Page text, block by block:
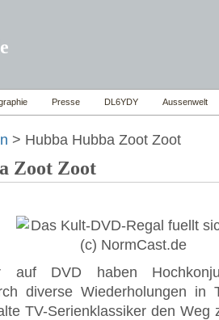
Presse DL6YDY Aussenwelt
> Hubba Hubba Zoot Zoot
Zoot Zoot
auf DVD haben
diverse Wiederholungen in
TV-Serienklassiker den Weg